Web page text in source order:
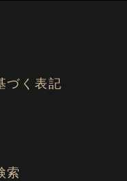
づく表記
索